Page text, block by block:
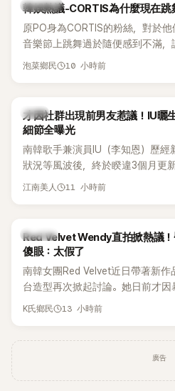
熱議討論
韓娛熱議-CORTIS為什麼現在跳
原PO身為CORTIS的粉絲，對於
音樂節上跳舞過於隨便感到不滿，
原因，希望他們能更認真地表演。
泡菜鄉民 10 小時前
韓星
才因社群出現前男友惹議！IU曬
細節全曝光
南韓歌手兼演員IU（李知恩）歷
狀況等風波後，終於睽違3個月更
張近況照，讓大批粉絲又驚又喜。
江南美人 11 小時前
K-POP
Red Velvet Wendy直拍掀熱議！
傻眼：太假了
南韓女團Red Velvet近日帶著新作
台造型再次掀起討論。她日前才因
被質疑在舞台上使用臀墊，如今
K氏鄉民 13 小時前
廣告